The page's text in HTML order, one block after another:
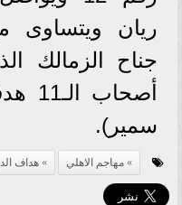
ريان
سمير).
مهاجم الاهلي هداف